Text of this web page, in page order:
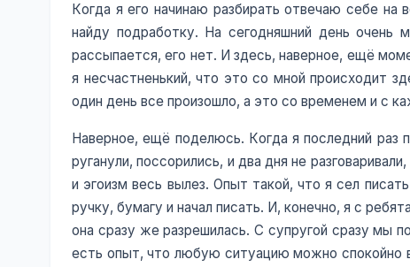
Когда я его начинаю разбирать отвечаю себе
найду подработку. На сегодняшний день очень
рассыпается, его нет. И здесь, наверное, ещё
я несчастненький, что это со мной происходит
один день все произошло, а это со временем и с
Наверное, ещё поделюсь. Когда я последний раз
руганули, поссорились, и два дня не
и эгоизм весь вылез. Опыт такой, что я сел
ручку, бумагу и начал писать. И, конечно, я с
она сразу же разрешилась. С супругой сразу мы
есть опыт, что любую ситуацию можно спокойно